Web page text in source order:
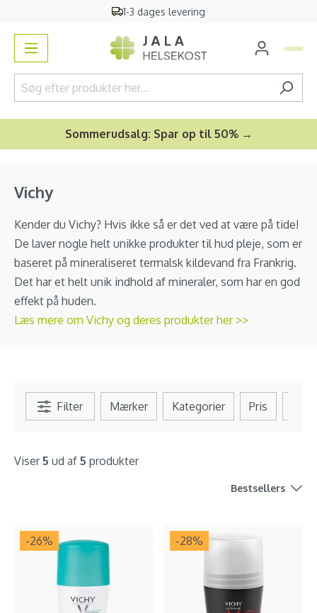
1-3 dages levering
Sommerudsalg: Spar op til 50% →
Vichy
Kender du Vichy? Hvis ikke så er det ved at være på tide!
De laver nogle helt unikke produkter til hud pleje, som er
baseret på mineraliseret termalsk kildevand fra Frankrig.
Det har et helt unik indhold af mineraler, som har en god
effekt på huden.
Læs mere om Vichy og deres produkter her >>
Filter Mærker Kategorier Pris
Viser5 ud af 5 produkter
Bestsellers
-26% -28%